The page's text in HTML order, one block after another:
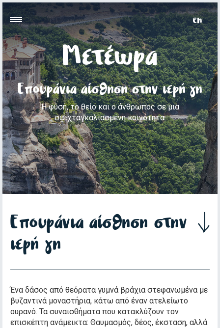
Μετέωρα
Επουράνια αίσθηση στην ιερή γη
Η φύση, το θείο και ο άνθρωπος σε μια
σφιχταγκαλιασμένη κοινότητα.
Επουράνια αίσθηση στην
ιερή γη
Ένα δάσος από θεόρατα γυμνά βράχια στεφανωμένα με
βυζαντινά μοναστήρια, κάτω από έναν ατελείωτο
ουρανό. Τα συναισθήματα που κατακλύζουν τον
επισκέπτη ανάμεικτα: Θαυμασμός, δέος, έκσταση, αλλά